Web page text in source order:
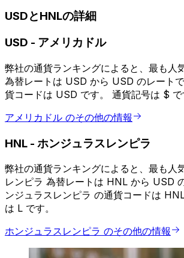
USDとHNLの詳細
USD - アメリカドル
弊社の通貨ランキングによると、最も人
為替レートは USD から USD のレート
貨コードは USD です。 通貨記号は $ で
アメリカドル のその他の情報
HNL - ホンジュラスレンピラ
弊社の通貨ランキングによると、最も人
レンピラ 為替レートは HNL から USD
ンジュラスレンピラ の通貨コードは
は L です。
ホンジュラスレンピラ のその他の情報